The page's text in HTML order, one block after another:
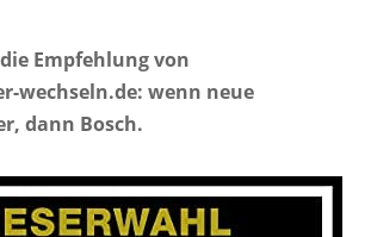
Empfehlung von
wechseln.de: wenn neue
dann Bosch.